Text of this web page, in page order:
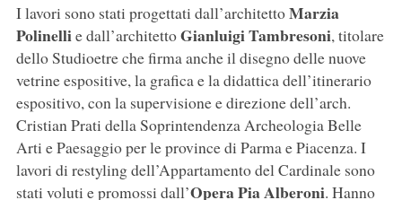
I lavori sono stati progettati dall’architettoMarzia
Polinellie dall’architettoGianluigi Tambresoni, titolare
dello Studioetre che firma anche il disegno delle nuove
vetrine espositive, la grafica e la didattica dell’itinerario
espositivo, con la supervisione e direzione dell’arch.
Cristian Prati della Soprintendenza Archeologia Belle
Arti e Paesaggio per le province di Parma e Piacenza. I
lavori di restyling dell’Appartamento del Cardinale sono
stati voluti e promossi dall’Opera Pia Alberoni. Hanno